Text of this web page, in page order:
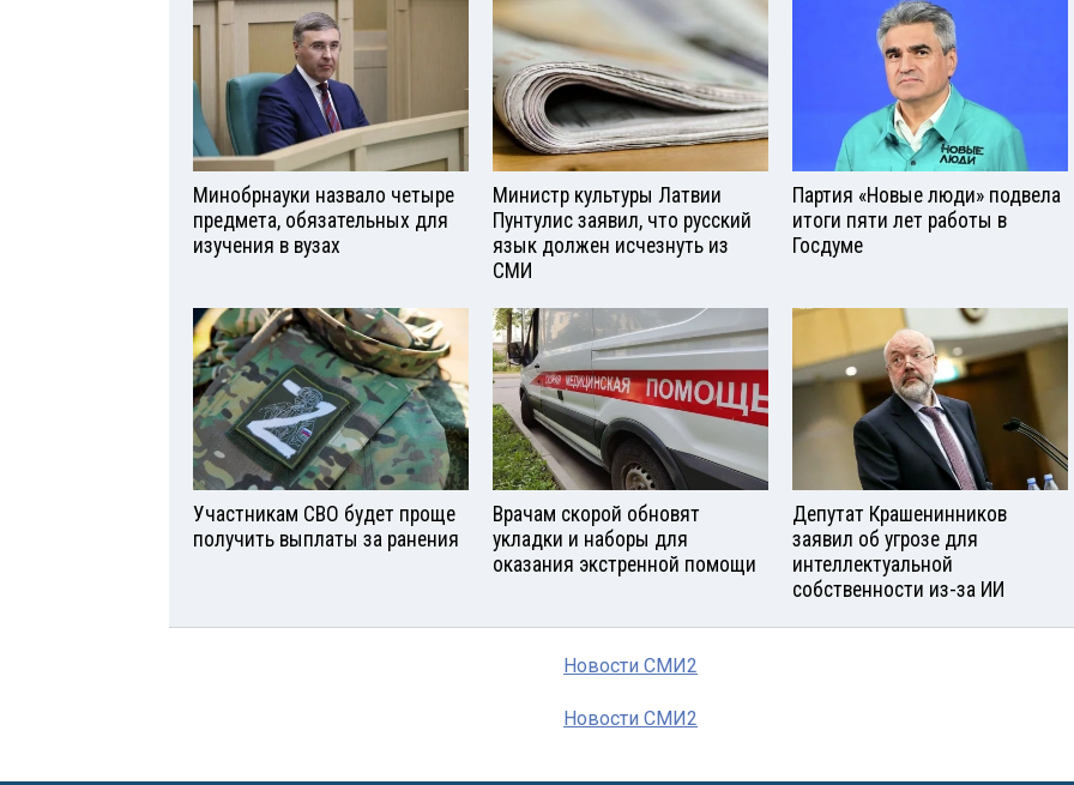
Минобрнауки назвало четыре
предмета, обязательных для
изучения в вузах
Министр культуры Латвии
Пунтулис заявил, что русский
язык должен исчезнуть из
СМИ
Партия «Новые люди» подвела
итоги пяти лет работы в
Госдуме
Участникам СВО будет проще
получить выплаты за ранения
Врачам скорой обновят
укладки и наборы для
оказания экстренной помощи
Депутат Крашенинников
заявил об угрозе для
интеллектуальной
собственности из-за ИИ
Новости СМИ2
Новости СМИ2